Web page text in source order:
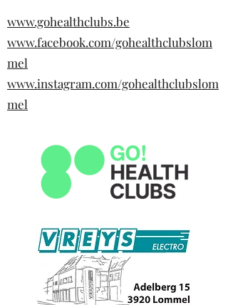
www.gohealthclubs.be
www.facebook.com/gohealthclubslom
mel
www.instagram.com/gohealthclubslom
mel